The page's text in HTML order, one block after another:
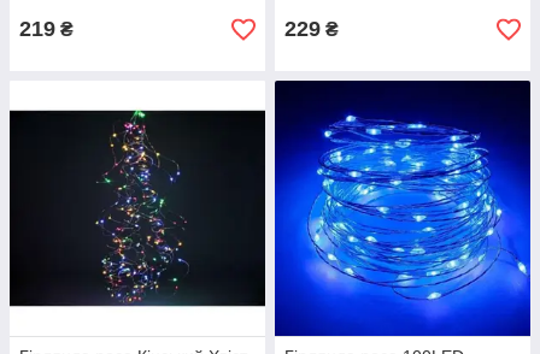
219 ₴ 229 ₴